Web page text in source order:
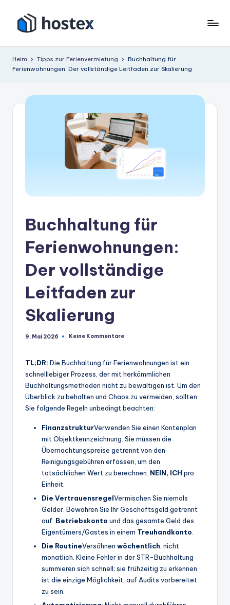
Inhalt
springen
o
s
Ihre
Heim Tipps zur Ferienvermietung
Buchhaltung für
Ferienwohnungen: Der vollständige Leitfaden zur Skalierung
Buchhaltung für
Ferienwohnungen:
Der vollständige
Leitfaden zur
Skalierung
9. Mai 2026 Keine Kommentare
TL;DR: Die Buchhaltung für Ferienwohnungen ist ein
schnelllebiger Prozess, der mit herkömmlichen
Buchhaltungsmethoden nicht zu bewältigen ist. Um den
Überblick zu behalten und Chaos zu vermeiden, sollten
Sie folgende Regeln unbedingt beachten:
FinanzstrukturVerwenden Sie einen Kontenplan
mit Objektkennzeichnung. Sie müssen die
Übernachtungspreise getrennt von den
Reinigungsgebühren erfassen, um den
tatsächlichen Wert zu berechnen. NEIN, ICH pro
Einheit.
Die VertrauensregelVermischen Sie niemals
Gelder. Bewahren Sie Ihr Geschäftsgeld getrennt
auf. Betriebskonto und das gesamte Geld des
Eigentümers/Gastes in einem Treuhandkonto
Die RoutineVersöhnen wöchentlich , nicht
monatlich. Kleine Fehler in der STR-Buchhaltung
summieren sich schnell; sie frühzeitig zu erkennen
ist die einzige Möglichkeit, auf Audits vorbereitet
zu sein.